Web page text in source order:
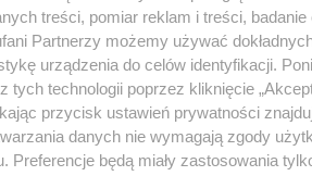
REKLAMA
doszło 24 września w jednym z
został wówczas w trakcie
treści, pomiar reklam i treści,
Partnerzy możemy używać
urządzenia do celów identyfikacji.
tych technologii poprzez kliknięcie
przycisk ustawień prywatności
danych nie wymagają zgody
Preferencje będą miały zastosowania